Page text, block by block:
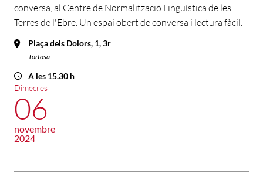
conversa, al Centre de Normalització Lingüística de les
Terres de l'Ebre. Un espai obert de conversa i lectura fàcil.
Plaça dels Dolors, 1, 3r
Tortosa
A les 15.30 h
Dimecres
06
novembre
2024